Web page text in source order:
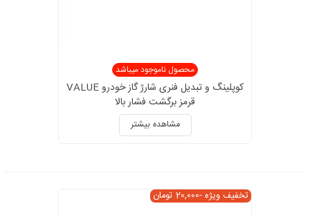
محصول ناموجود میباشد
کوپلینگ و تبدیل فنری شارژ گاز خودرو VALUE
قرمز برگشت فشار بالا
مشاهده بیشتر
تخفیف ویژه-20,000 تومان